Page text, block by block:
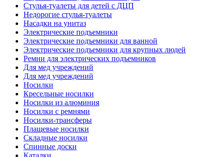
Стулья-туалеты для детей с ДЦП
Недорогие стулья-туалеты
Насадки на унитаз
Электрические подъемники
Электрические подъемники для ванной
Электрические подъемники для крупных людей
Ремни для электрических подъемников
Для мед учреждений
Для мед учреждений
Носилки
Кресельные носилки
Носилки из алюминия
Носилки с ремнями
Носилки-трансферы
Плащевые носилки
Складные носилки
Спинные доски
Каталки